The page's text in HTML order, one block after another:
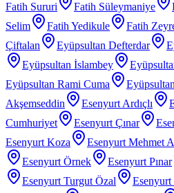
Fatih Sururi
Fatih Süleymaniye
Selim
Fatih Yedikule Fatih
Çiftalan
Eyüpsultan Defterdar
Eyüpsultan İslambey
Eyüpsultan Rami Cuma
Akşemseddin
Esenyurt Ardıçlı
Cumhuriyet
Esenyurt Çınar
Esenyurt Koza
Esenyurt Mehmet
Esenyurt Örnek
Esenyurt Pınar
Esenyurt Turgut Özal